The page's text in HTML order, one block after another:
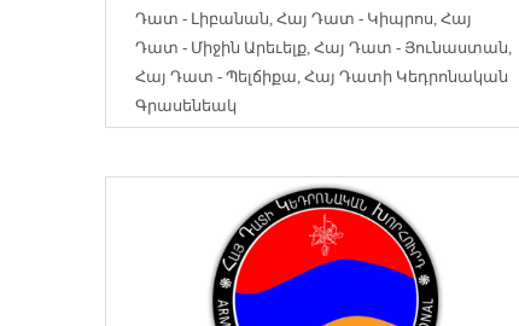
Դատ - Լիբանան Հայ Դատ - Կիպրոս Հայ
Դատ - Միջին Արեւելք Հայ Դատ - Յունաստան
Հայ Դատ - Պելճիքա Հայ Դատի Կեդրոնական
Գրասենեակ